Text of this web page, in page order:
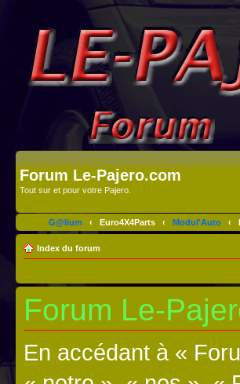
Forum Le-Pajero.com
Tout sur et pour votre Pajero.
G@lium ‹ Euro4X4Parts ‹ Modul'Auto ‹
Index du forum
Forum Le-
En accédant à «